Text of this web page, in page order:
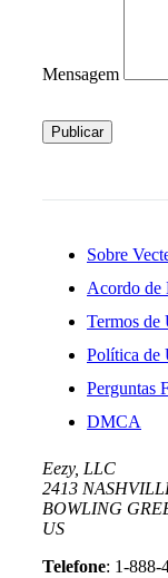
Mensagem
Publicar
Sobre
Acordo de
Termos de
Política de
Perguntas
DMCA
Eezy, LLC
2413
BOWLING
US
Telefone: 1-888-